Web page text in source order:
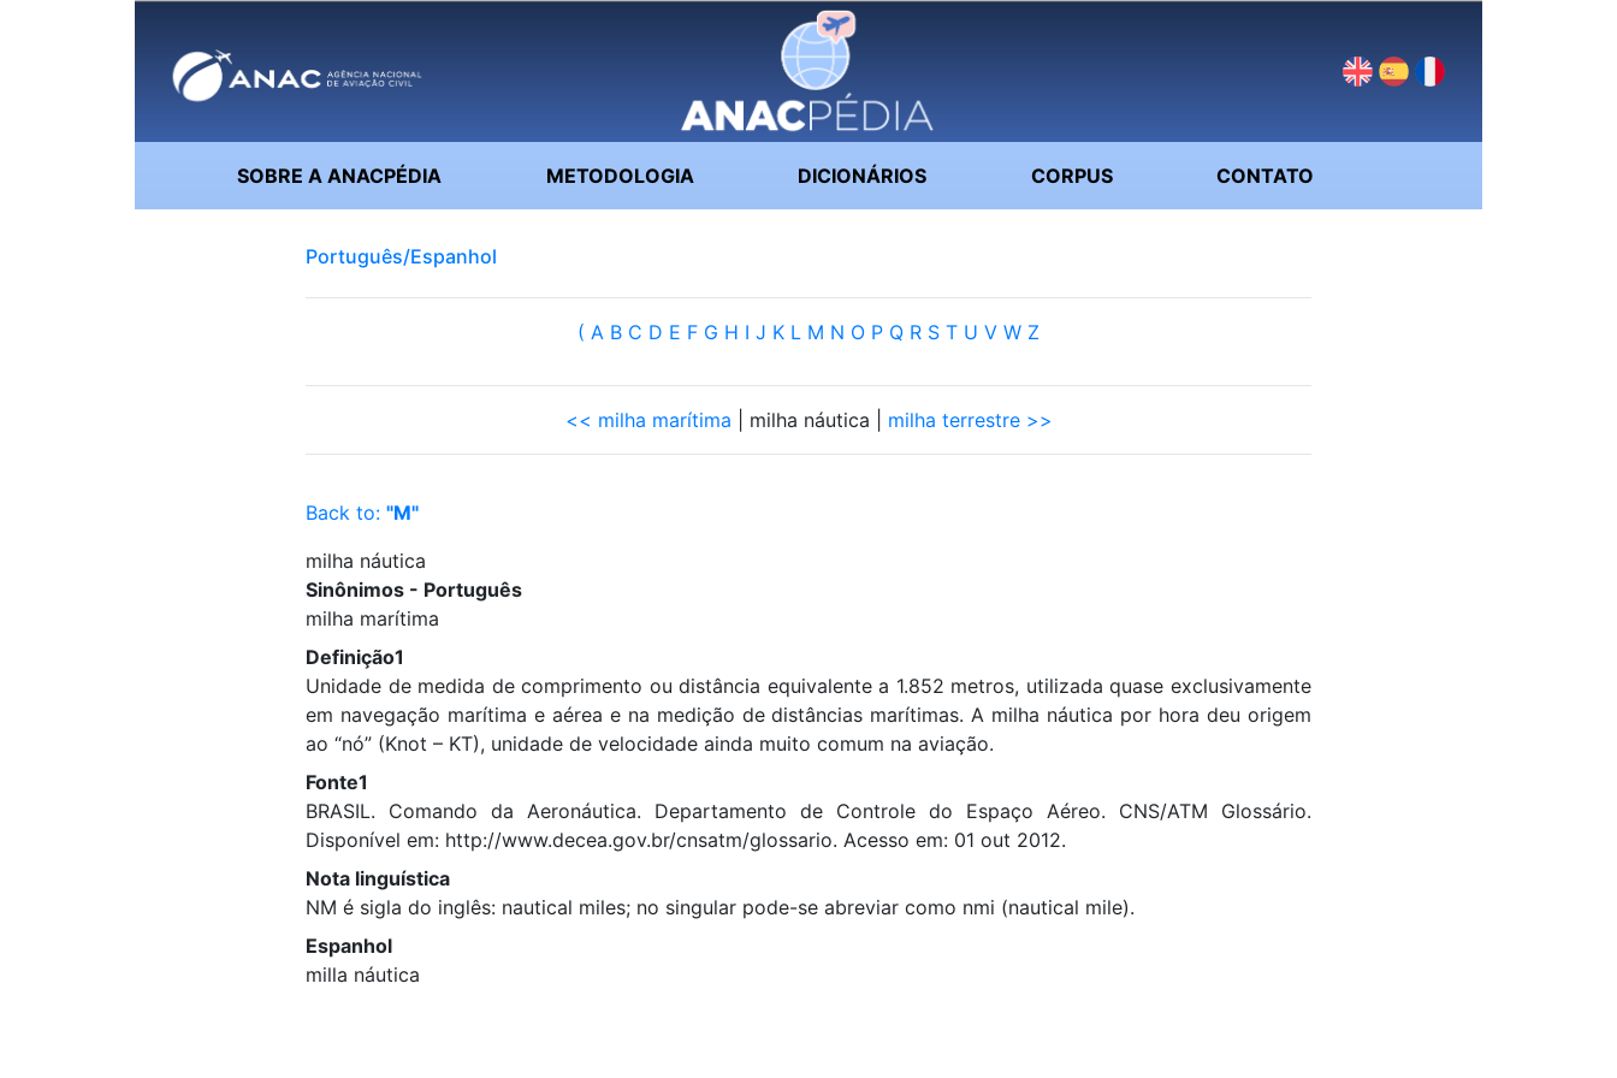
SOBRE A ANACPÉDIA METODOLOGIA DICIONÁRIOS CORPUS CONTATO
Português/Espanhol
( A B C D E F G H I J K L M N O P Q R S T U V W Z
<< milha marítima | milha náutica | milha terrestre >>
Back to: "M"
milha náutica
Sinônimos - Português
milha marítima
Definição1
Unidade de medida de comprimento ou distância equivalente a 1.852 metros, utilizada quase exclusivamente
em navegação marítima e aérea e na medição de distâncias marítimas. A milha náutica por hora deu origem
ao “nó” (Knot – KT), unidade de velocidade ainda muito comum na aviação.
Fonte1
BRASIL. Comando da Aeronáutica. Departamento de Controle do Espaço Aéreo. CNS/ATM Glossário.
Disponível em: http://www.decea.gov.br/cnsatm/glossario. Acesso em: 01 out 2012.
Nota linguística
NM é sigla do inglês: nautical miles; no singular pode-se abreviar como nmi (nautical mile).
Espanhol
milla náutica